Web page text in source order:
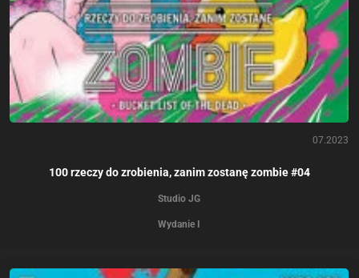
07.2023
100 rzeczy do zrobienia, zanim zostanę zombie #04
Studio JG
Wydanie I